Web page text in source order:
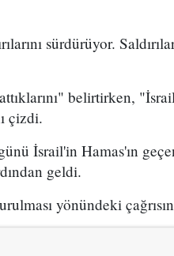
sürdürüyor.
belirtirken,
çizdi.
İsrail'in Hamas'ın
geldi.
yönündeki